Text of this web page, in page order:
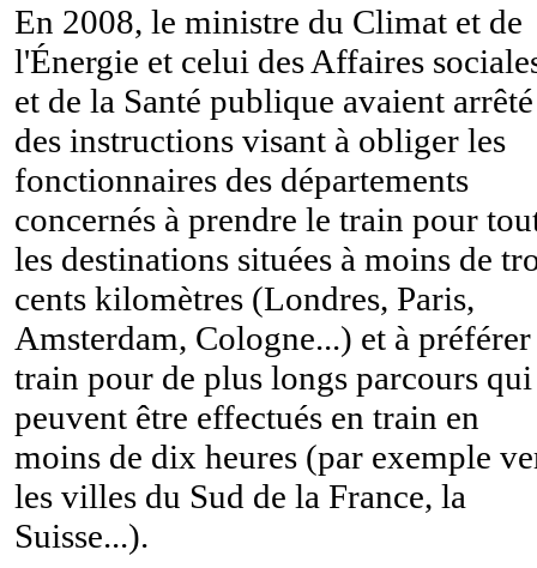
En 2008, le ministre du Climat et de
l'Énergie et celui des Affaires
et de la Santé publique avaient arrêté
des instructions visant à obliger les
fonctionnaires des départements
concernés à prendre le train pour
les destinations situées à moins de
cents kilomètres (Londres, Paris,
Amsterdam, Cologne...) et à
train pour de plus longs parcours qui
peuvent être effectués en train en
moins de dix heures (par exemple
les villes du Sud de la France, la
Suisse...).